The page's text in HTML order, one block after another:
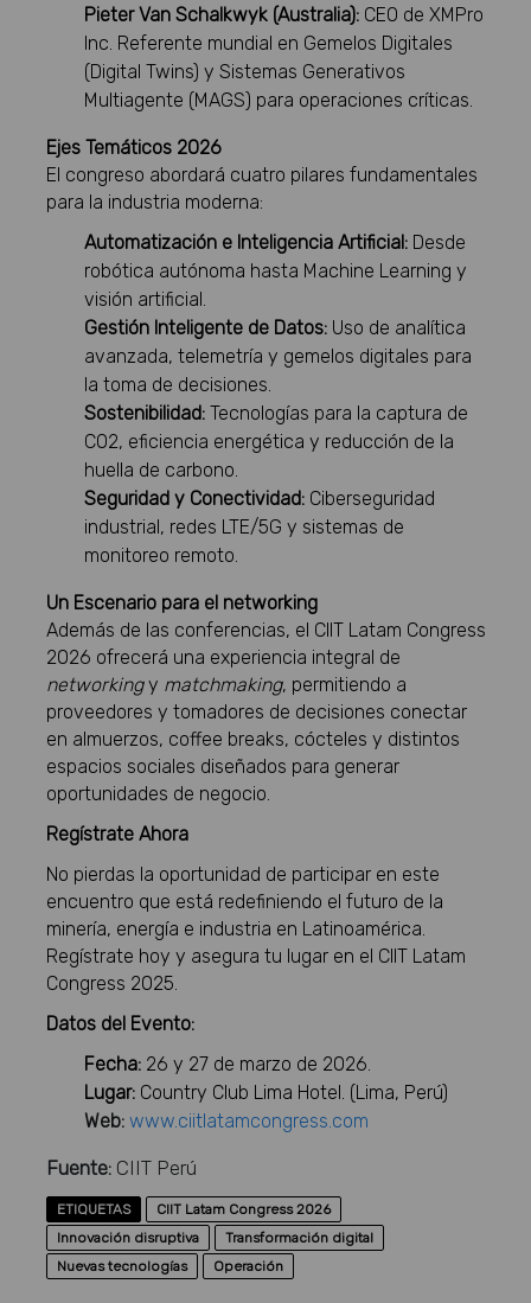
Pieter Van Schalkwyk (Australia): CEO de XMPro
Inc. Referente mundial en Gemelos Digitales
(Digital Twins) y Sistemas Generativos
Multiagente (MAGS) para operaciones críticas.
Ejes Temáticos 2026
El congreso abordará cuatro pilares fundamentales
para la industria moderna:
Automatización e Inteligencia Artificial: Desde
robótica autónoma hasta Machine Learning y
visión artificial.
Gestión Inteligente de Datos: Uso de analítica
avanzada, telemetría y gemelos digitales para
la toma de decisiones.
Sostenibilidad: Tecnologías para la captura de
CO2, eficiencia energética y reducción de la
huella de carbono.
Seguridad y Conectividad: Ciberseguridad
industrial, redes LTE/5G y sistemas de
monitoreo remoto.
Un Escenario para el networking
Además de las conferencias, el CIIT Latam Congress
2026 ofrecerá una experiencia integral de
networkingy matchmaking, permitiendo a
proveedores y tomadores de decisiones conectar
en almuerzos, coffee breaks, cócteles y distintos
espacios sociales diseñados para generar
oportunidades de negocio.
Regístrate Ahora
No pierdas la oportunidad de participar en este
encuentro que está redefiniendo el futuro de la
minería, energía e industria en Latinoamérica.
Regístrate hoy y asegura tu lugar en el CIIT Latam
Congress 2025.
Datos del Evento:
Fecha: 26 y 27 de marzo de 2026.
Lugar: Country Club Lima Hotel. (Lima, Perú)
Web: www.ciitlatamcongress.com
Fuente: CIIT Perú
ETIQUETAS
CIIT Latam Congress 2026
Innovación disruptiva
Transformación digital
Nuevas tecnologías
Operación